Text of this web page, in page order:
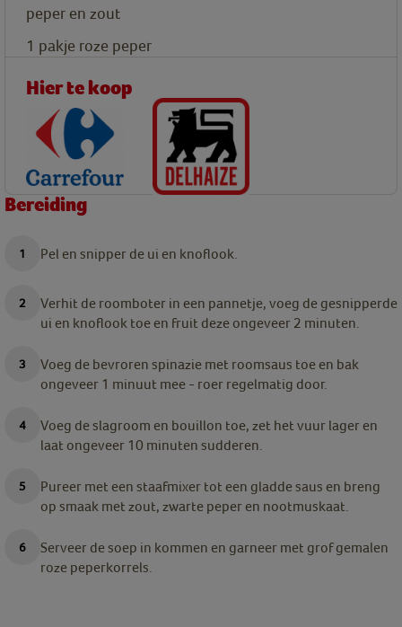
peper en zout
1 pakje roze peper
Hier te koop
Bereiding
Pel en snipper de ui en knoflook.
Verhit de roomboter in een pannetje, voeg de gesnipperde
ui en knoflook toe en fruit deze ongeveer 2 minuten.
Voeg de bevroren spinazie met roomsaus toe en bak
ongeveer 1 minuut mee - roer regelmatig door.
Voeg de slagroom en bouillon toe, zet het vuur lager en
laat ongeveer 10 minuten sudderen.
Pureer met een staafmixer tot een gladde saus en breng
op smaak met zout, zwarte peper en nootmuskaat.
Serveer de soep in kommen en garneer met grof gemalen
roze peperkorrels.